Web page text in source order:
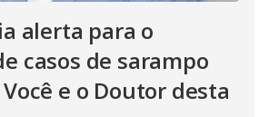
alerta para o
casos de sarampo
e o Doutor desta